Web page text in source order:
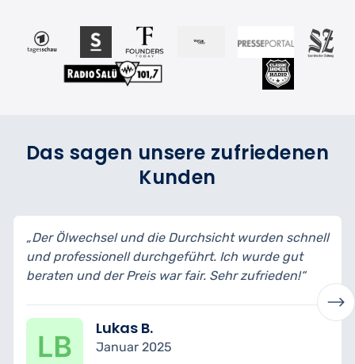
Das sagen unsere zufriedenen
Kunden
die Durchsicht wurden schnell
durchgeführt. Ich wurde gut
war fair. Sehr zufrieden!“
B.
„Ich habe mein
bin wirklich
transparent erklärt
Nina K.